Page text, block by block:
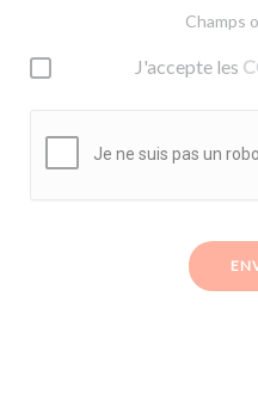
Champs
J'accepte les